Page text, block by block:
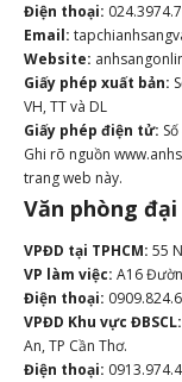
Điện thoại:
Email:
Website:
Giấy phép xuất bản:
VH, TT và DL
Giấy phép điện tử:
Ghi rõ nguồn
trang web này.
Văn phòng đại
VPĐD tại TPHCM: 55
VP làm việc: A16
Điện thoại:
VPĐD Khu vực ĐBSCL:
An, TP Cần Thơ.
Điện thoại: